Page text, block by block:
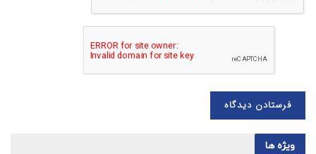
ویژه ها